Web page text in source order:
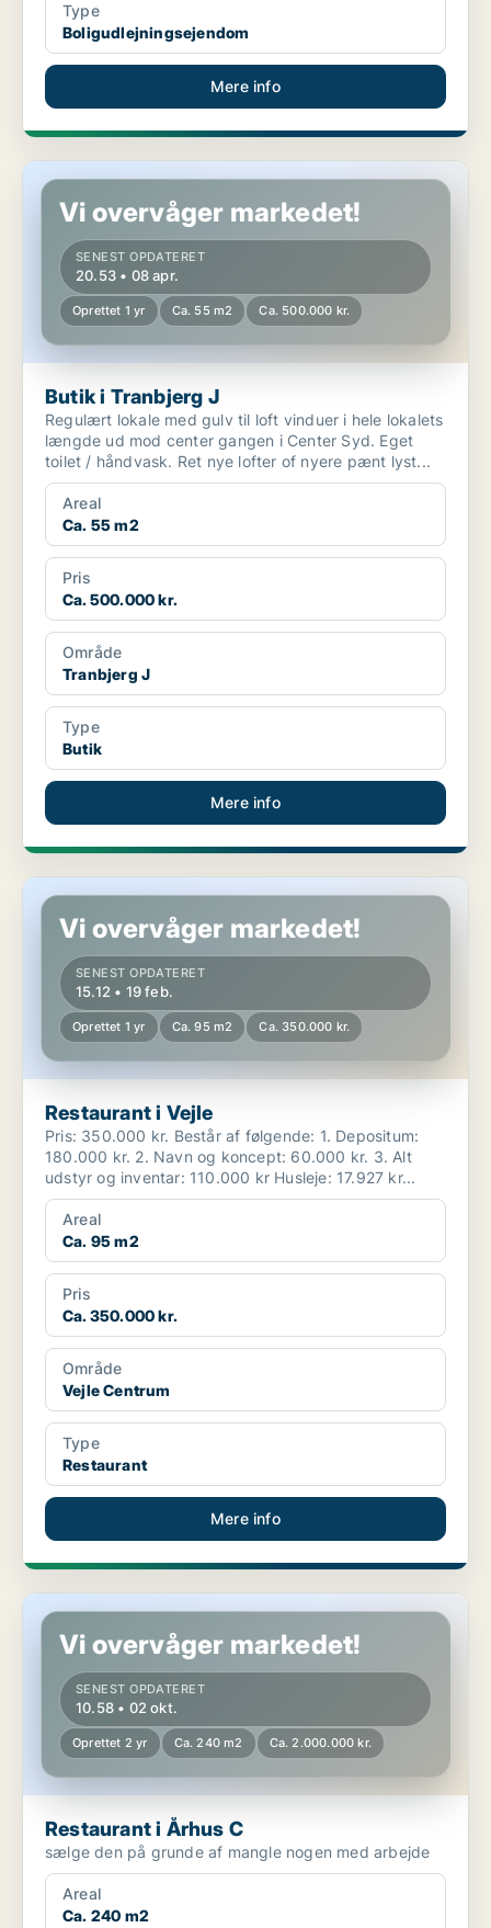
Type
Boligudlejningsejendom
Mere info
Butik i Tranbjerg J
Vi overvåger markedet!
SENEST OPDATERET
20.53 • 08 apr.
Oprettet 1 yr Ca. 55 m2 Ca. 500.000 kr.
Butik i Tranbjerg J
Regulært lokale med gulv til loft vinduer i hele lokalets
længde ud mod center gangen i Center Syd. Eget
toilet / håndvask. Ret nye lofter of nyere pænt lyst...
Areal
Ca. 55 m2
Pris
Ca. 500.000 kr.
Område
Tranbjerg J
Type
Butik
Mere info
Restaurant i Vejle
Vi overvåger markedet!
SENEST OPDATERET
15.12 • 19 feb.
Oprettet 1 yr Ca. 95 m2 Ca. 350.000 kr.
Restaurant i Vejle
Pris: 350.000 kr. Består af følgende: 1. Depositum:
180.000 kr. 2. Navn og koncept: 60.000 kr. 3. Alt
udstyr og inventar: 110.000 kr Husleje: 17.927 kr...
Areal
Ca. 95 m2
Pris
Ca. 350.000 kr.
Område
Vejle Centrum
Type
Restaurant
Mere info
Restaurant i Århus C
Vi overvåger markedet!
SENEST OPDATERET
10.58 • 02 okt.
Oprettet 2 yr Ca. 240 m2 Ca. 2.000.000 kr.
Restaurant i Århus C
sælge den på grunde af mangle nogen med arbejde
Areal
Ca. 240 m2